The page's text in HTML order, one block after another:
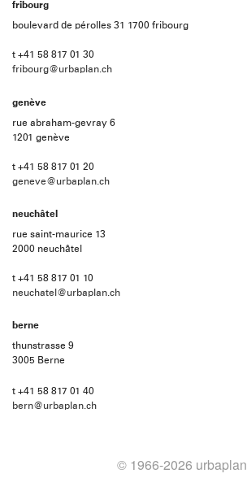
fribourg
boulevard de pérolles 31 1700 fribourg
t +41 58 817 01 30
fribourg@urbaplan.ch
genève
rue abraham-gevray 6
1201 genève
t +41 58 817 01 20
geneve@urbaplan.ch
neuchâtel
rue saint-maurice 13
2000 neuchâtel
t +41 58 817 01 10
neuchatel@urbaplan.ch
berne
thunstrasse 9
3005 Berne
t +41 58 817 01 40
bern@urbaplan.ch
© 1966-2026 urbaplan